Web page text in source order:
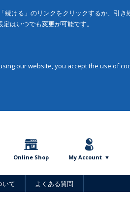
ける」のリンクをクリックするか、引き
はいつでも変更が可能です。
our website, you accept the use of
Online Shop My Account
いて よくある質問